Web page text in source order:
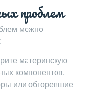
проблем
можно
материнскую
компонентов,
или обгоревшие